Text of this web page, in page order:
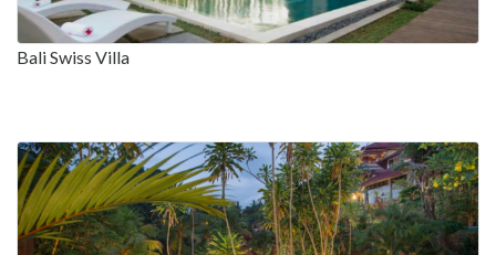
Bali Swiss Villa